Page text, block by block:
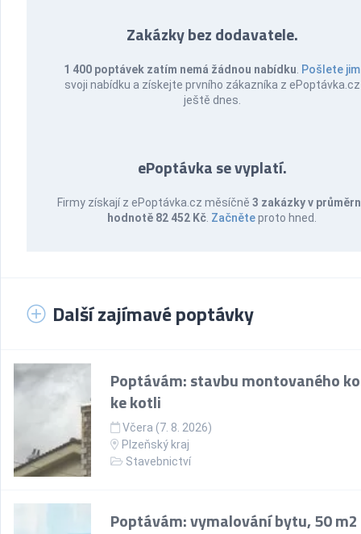
Zakázky bez dodavatele.
1 400 poptávek zatím nemá žádnou nabídku Pošlete jim
svoji nabídku a získejte prvního zákazníka z ePoptávka.cz
ještě dnes.
ePoptávka se vyplatí.
Firmy získají z ePoptávka.cz měsíčně 3 zakázky v
hodnotě 82 452 Kč Začněteproto hned.
Další zajímavé poptávky
Poptávám: stavbu montovaného
ke kotli
Včera (7. 8. 2026)
Plzeňský kraj
Stavebnictví
Poptávám: vymalování bytu, 50 m2